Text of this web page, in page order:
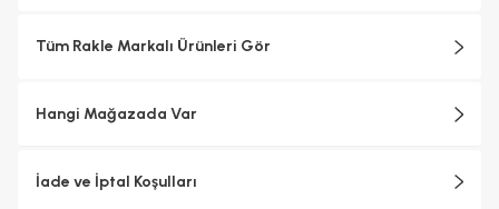
Tüm Rakle Markalı Ürünleri Gör
Hangi Mağazada Var
İade ve İptal Koşulları